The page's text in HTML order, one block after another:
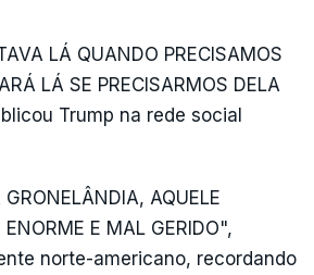
LÁ QUANDO PRECISAMOS
LÁ SE PRECISARMOS DELA
Trump na rede social
AQUELE
ENORME E MAL GERIDO",
norte-americano, recordando